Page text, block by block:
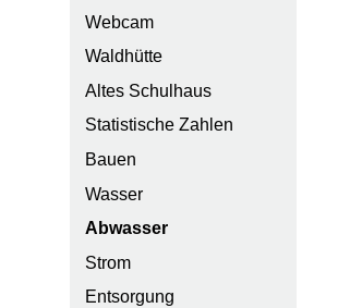
Webcam
Waldhütte
Altes Schulhaus
Statistische Zahlen
Bauen
Wasser
Abwasser
Strom
Entsorgung